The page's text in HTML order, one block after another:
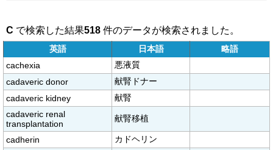
C で検索した結果518 件のデータが検索されました。
英語 日本語
略語
cachexia
悪液質
cadaveric donor
献腎ドナー
cadaveric kidney
献腎
cadaveric renal
transplantation
献腎移植
cadherin
カドヘリン